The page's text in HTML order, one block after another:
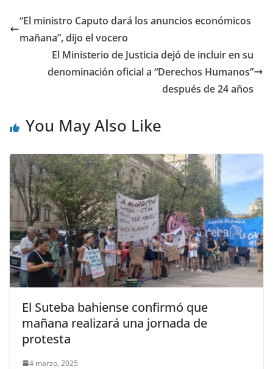
“El ministro Caputo dará los anuncios económicos
mañana”, dijo el vocero
El Ministerio de Justicia dejó de incluir en su
denominación oficial a “Derechos Humanos”
después de 24 años
You May Also Like
El Suteba bahiense confirmó que
mañana realizará una jornada de
protesta
4 marzo, 2025